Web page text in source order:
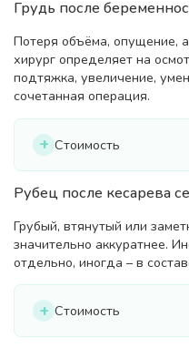
Грудь после
Потеря объёма, опущение,
хирург определяет на
подтяжка, увеличение,
сочетанная операция.
Стоимость
Рубец после кесарева
Грубый, втянутый или
значительно аккуратнее.
отдельно, иногда – в
Стоимость